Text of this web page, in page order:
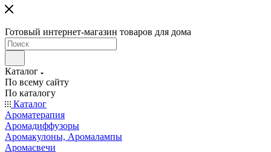
Готовый интернет-магазин товаров для дома
Каталог
По всему сайту
По каталогу
Каталог
Ароматерапия
Аромадиффузоры
Аромакулоны, Аромалампы
Аромасвечи